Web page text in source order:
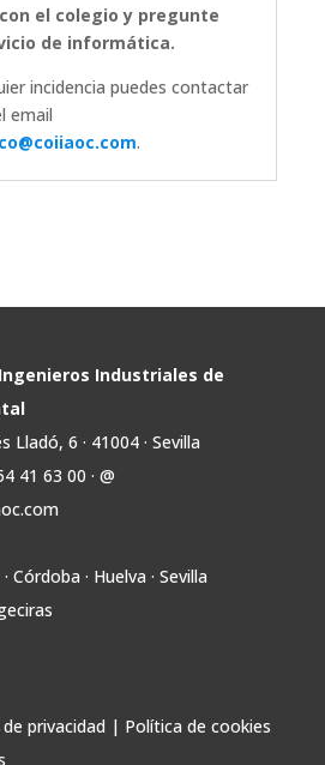
el colegio y pregunte
de informática.
incidencia puedes contactar
email
.
Industriales de
6 · 41004 · Sevilla
41 63 00 · @
Córdoba · Huelva · Sevilla
privacidad | Política de cookies